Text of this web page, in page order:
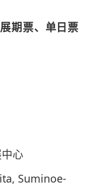
期票、单日票
心
Suminoe-